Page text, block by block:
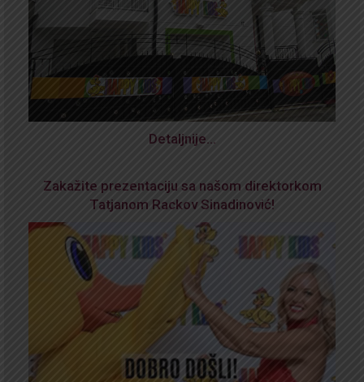
Detaljnije…
Zakažite prezentaciju sa našom direktorkom
Tatjanom Rackov Sinadinović!